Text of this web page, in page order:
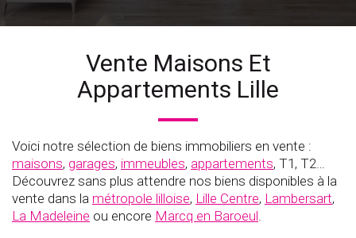
Vente Maisons Et
Appartements Lille
Voici notre sélection de biens immobiliers en vente :
maisons, garages, immeubles, appartements, T1, T2…
Découvrez sans plus attendre nos biens disponibles à la
vente dans la métropole lilloise, Lille Centre, Lambersart,
La Madeleine ou encore Marcq en Baroeul.